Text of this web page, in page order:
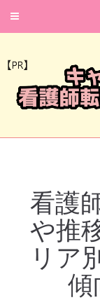
看護
や推
リア
傾